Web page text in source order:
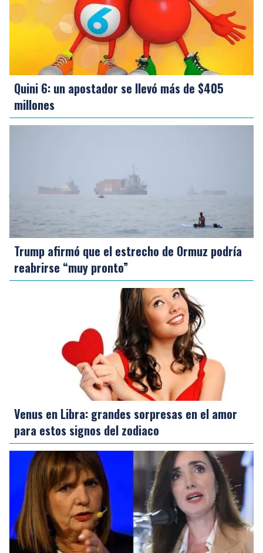
Quini 6: un apostador se llevó más de $405
millones
Trump afirmó que el estrecho de Ormuz podría
reabrirse “muy pronto”
Venus en Libra: grandes sorpresas en el amor
para estos signos del zodiaco